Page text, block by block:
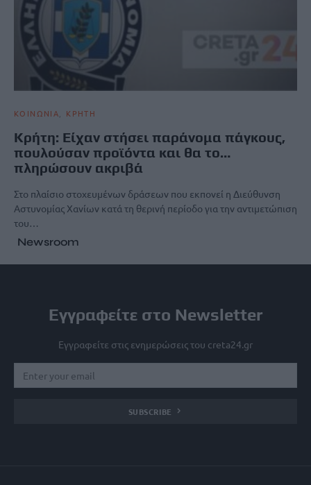
ΚΟΙΝΩΝΙΑ ΚΡΗΤΗ
Κρήτη: Είχαν στήσει παράνομα πάγκους,
πουλούσαν προϊόντα και θα το…
πληρώσουν ακριβά
Στο πλαίσιο στοχευμένων δράσεων που εκπονεί η Διεύθυνση
Αστυνομίας Χανίων κατά τη θερινή περίοδο για την αντιμετώπιση
του…
Newsroom
Εγγραφείτε στο Newsletter
Εγγραφείτε στις ενημερώσεις του creta24.gr
SUBSCRIBE